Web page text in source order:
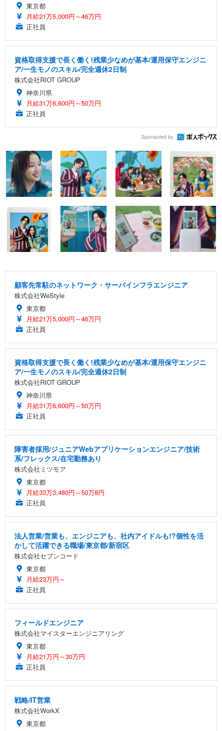
東京都
月給21万5,000円～46万円
正社員
資格取得支援で長く働く!残業少なめが基本/運用保守エンジニ
ア/一生モノのスキル/完全週休2日制
株式会社RIOT GROUP
神奈川県
月給31万6,600円～50万円
正社員
Sponsored by
顧客先常駐のネットワーク・サーバインフラエンジニア
株式会社WeStyle
東京都
月給21万5,000円～46万円
正社員
資格取得支援で長く働く!残業少なめが基本/運用保守エンジニ
ア/一生モノのスキル/完全週休2日制
株式会社RIOT GROUP
神奈川県
月給31万6,600円～50万円
正社員
障害者採用/ジュニアWebアプリケーションエンジニア/技術
系/フレックス/在宅勤務あり
株式会社ミツモア
東京都
月給33万3,480円～50万8円
正社員
法人営業/営業も、エンジニアも、社内アイドルも!?個性を活
かして活躍できる職場/東京都/新宿区
株式会社セブンコード
東京都
月給23万円～
正社員
フィールドエンジニア
株式会社マイスターエンジニアリング
東京都
月給21万円～30万円
正社員
戦略/IT営業
株式会社WorkX
東京都